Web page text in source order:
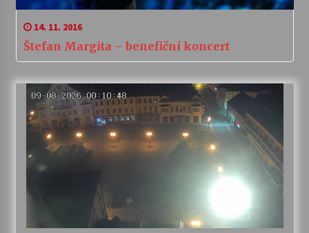
14. 11. 2016
Štefan Margita – benefiční koncert